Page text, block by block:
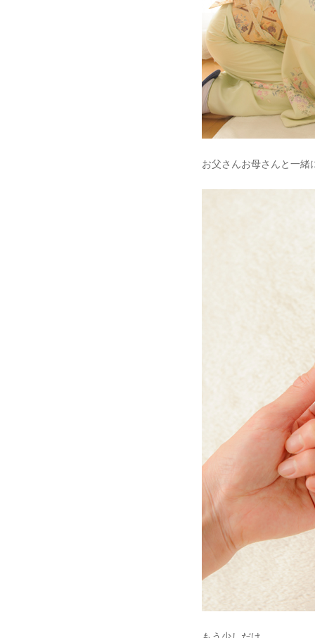
お父さんお母さんと一緒